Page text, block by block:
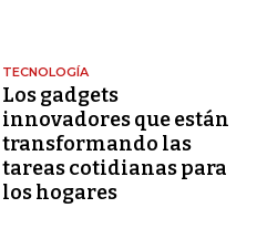
TECNOLOGÍA
Los gadgets
innovadores que están
transformando las
tareas cotidianas para
los hogares